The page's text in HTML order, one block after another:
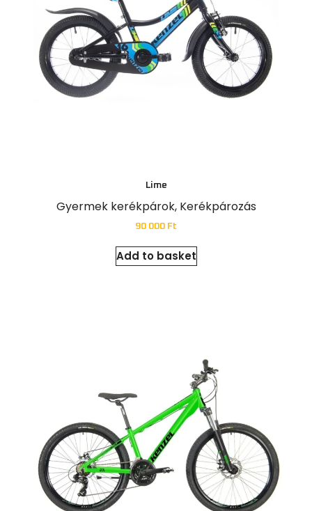
Lime
Gyermek kerékpárok, Kerékpározás
90 000 Ft
Add to basket